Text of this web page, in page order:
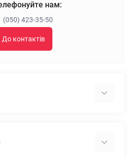
нам:
(050) 423-35-50
До контактів